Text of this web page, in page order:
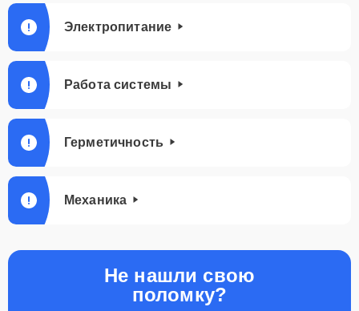
Электропитание
Работа системы
Герметичность
Механика
Не нашли свою
поломку?